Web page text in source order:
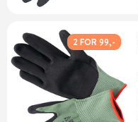
2 FOR 99,-